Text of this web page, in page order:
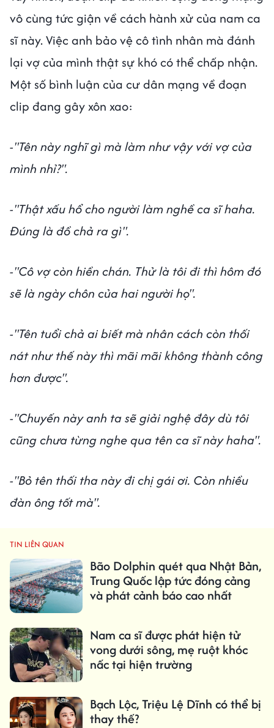
vô cùng tức giận về cách hành xử của nam ca
sĩ này. Việc anh bảo vệ cô tình nhân mà đánh
lại vợ của mình thật sự khó có thể chấp nhận.
Một số bình luận của cư dân mạng về đoạn
clip đang gây xôn xao:
-"Tên này nghĩ gì mà làm như vậy với vợ của
mình nhỉ?".
-"Thật xấu hổ cho người làm nghề ca sĩ haha.
Đúng là đồ chả ra gì".
-"Cô vợ còn hiền chán. Thử là tôi đi thì hôm đó
sẽ là ngày chôn của hai người họ".
-"Tên tuổi chả ai biết mà nhân cách còn thối
nát như thế này thì mãi mãi không thành công
hơn được".
-"Chuyến này anh ta sẽ giải nghệ đây dù tôi
cũng chưa từng nghe qua tên ca sĩ này haha".
-"Bỏ tên thối tha này đi chị gái ơi. Còn nhiều
đàn ông tốt mà".
TIN LIÊN QUAN
Bão Dolphin quét qua Nhật Bản,
Trung Quốc lập tức đóng cảng
và phát cảnh báo cao nhất
Nam ca sĩ được phát hiện tử
vong dưới sông, mẹ ruột khóc
nấc tại hiện trường
Bạch Lộc, Triệu Lệ Dĩnh có thể bị
thay thế?